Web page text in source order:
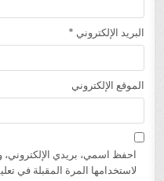
البريد الإلكتروني *
الموقع الإلكتروني
احفظ اسمي، بريدي الإلكتروني،
لاستخدامها المرة المقبلة في